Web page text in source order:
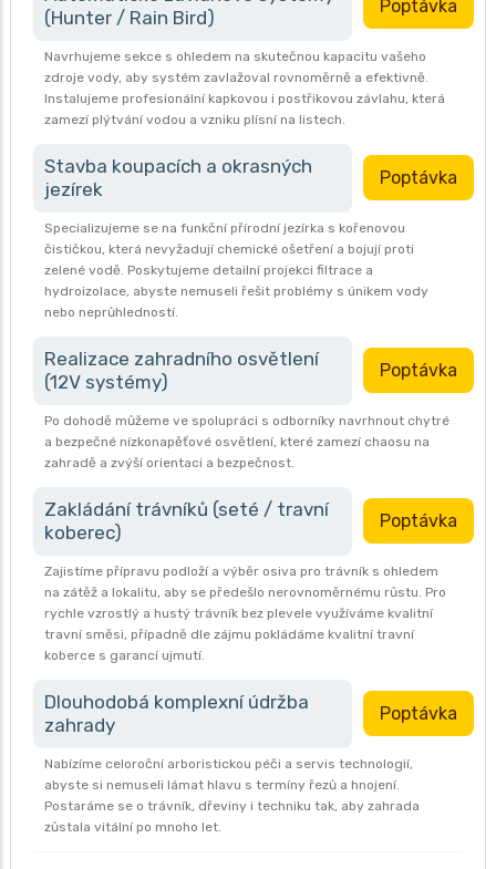
(Hunter / Rain Bird)
Poptávka
Navrhujeme sekce s ohledem na skutečnou kapacitu vašeho
zdroje vody, aby systém zavlažoval rovnoměrně a efektivně.
Instalujeme profesionální kapkovou i postřikovou závlahu, která
zamezí plýtvání vodou a vzniku plísní na listech.
Stavba koupacích a okrasných
jezírek
Poptávka
Specializujeme se na funkční přírodní jezírka s kořenovou
čističkou, která nevyžadují chemické ošetření a bojují proti
zelené vodě. Poskytujeme detailní projekci filtrace a
hydroizolace, abyste nemuseli řešit problémy s únikem vody
nebo neprůhledností.
Realizace zahradního osvětlení
(12V systémy)
Poptávka
Po dohodě můžeme ve spolupráci s odborníky navrhnout chytré
a bezpečné nízkonapěťové osvětlení, které zamezí chaosu na
zahradě a zvýší orientaci a bezpečnost.
Zakládání trávníků (seté / travní
koberec)
Poptávka
Zajistíme přípravu podloží a výběr osiva pro trávník s ohledem
na zátěž a lokalitu, aby se předešlo nerovnoměrnému růstu. Pro
rychle vzrostlý a hustý trávník bez plevele využíváme kvalitní
travní směsi, případně dle zájmu pokládáme kvalitní travní
koberce s garancí ujmutí.
Dlouhodobá komplexní údržba
zahrady
Poptávka
Nabízíme celoroční arboristickou péči a servis technologií,
abyste si nemuseli lámat hlavu s termíny řezů a hnojení.
Postaráme se o trávník, dřeviny i techniku tak, aby zahrada
zůstala vitální po mnoho let.